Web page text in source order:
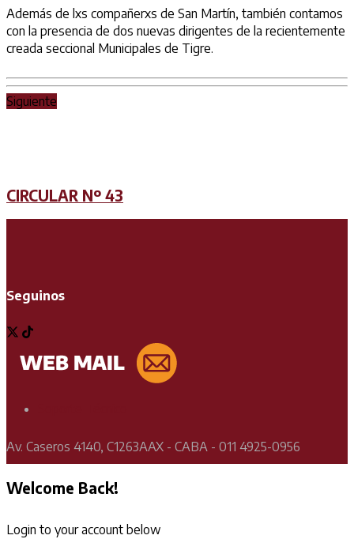
Además de lxs compañerxs de San Martín, también contamos
con la presencia de dos nuevas dirigentes de la recientemente
creada seccional Municipales de Tigre.
Siguiente
CIRCULAR Nº 43
Seguinos
Av. Caseros 4140, C1263AAX - CABA - 011 4925-0956
Welcome Back!
Login to your account below